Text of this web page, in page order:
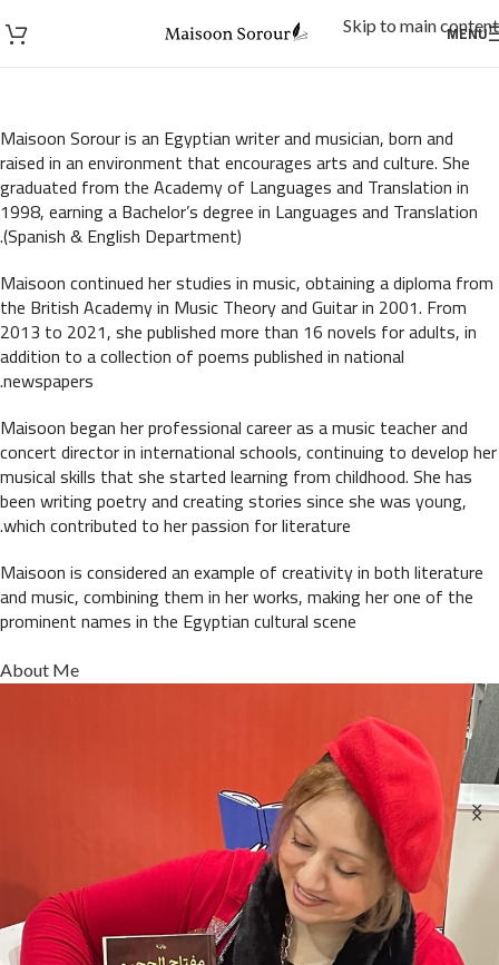
Skip to main content
MENU
Maisoon Sorour is an Egyptian writer and musician, born and
raised in an environment that encourages arts and culture. She
graduated from the Academy of Languages and Translation in
1998, earning a Bachelor’s degree in Languages and Translation
(Spanish & English Department).
Maisoon continued her studies in music, obtaining a diploma from
the British Academy in Music Theory and Guitar in 2001. From
2013 to 2021, she published more than 16 novels for adults, in
addition to a collection of poems published in national
newspapers.
Maisoon began her professional career as a music teacher and
concert director in international schools, continuing to develop her
musical skills that she started learning from childhood. She has
been writing poetry and creating stories since she was young,
which contributed to her passion for literature.
Maisoon is considered an example of creativity in both literature
and music, combining them in her works, making her one of the
prominent names in the Egyptian cultural scene
About Me